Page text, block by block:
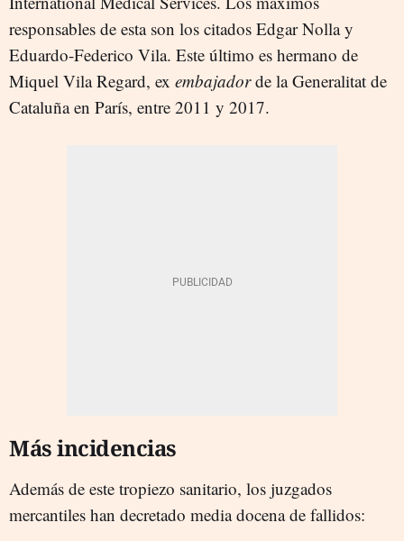
responsables de esta son los citados Edgar Nolla y
Eduardo-Federico Vila. Este último es hermano de
Miquel Vila Regard, ex embajadorde la Generalitat de
Cataluña en París, entre 2011 y 2017.
Más incidencias
Además de este tropiezo sanitario, los juzgados
mercantiles han decretado media docena de fallidos: